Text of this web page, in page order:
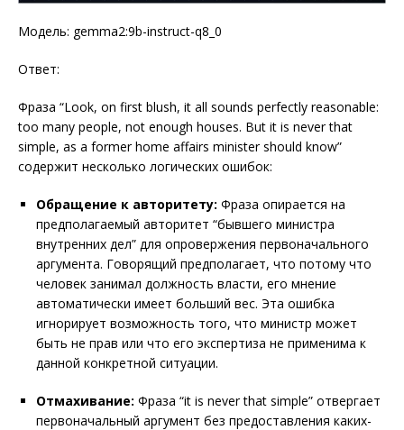
Модель: gemma2:9b-instruct-q8_0
Ответ:
Фраза “Look, on first blush, it all sounds perfectly reasonable:
too many people, not enough houses. But it is never that
simple, as a former home affairs minister should know”
содержит несколько логических ошибок:
Обращение к авторитету: Фраза опирается на
предполагаемый авторитет “бывшего министра
внутренних дел” для опровержения первоначального
аргумента. Говорящий предполагает, что потому что
человек занимал должность власти, его мнение
автоматически имеет больший вес. Эта ошибка
игнорирует возможность того, что министр может
быть не прав или что его экспертиза не применима к
данной конкретной ситуации.
Отмахивание: Фраза “it is never that simple” отвергает
первоначальный аргумент без предоставления каких-